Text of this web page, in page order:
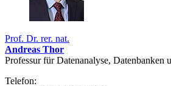
Prof. Dr. rer. nat.
Andreas Thor
Professur für Datenanalyse, Datenbanken
Telefon: